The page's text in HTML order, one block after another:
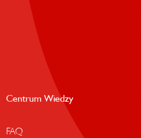
Centrum Wiedzy
FAQ